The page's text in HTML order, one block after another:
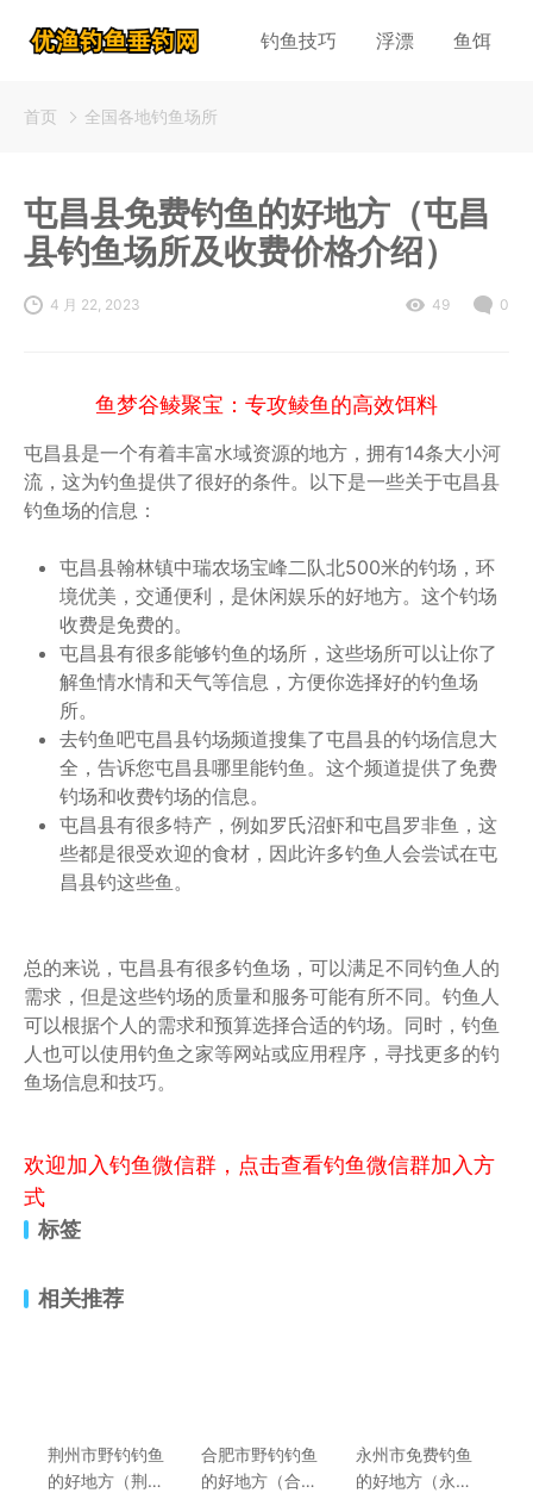
钓鱼技巧 浮漂 鱼饵
首页 全国各地钓鱼场所
屯昌县免费钓鱼的好地方（屯昌
县钓鱼场所及收费价格介绍）
4 月 22, 2023 49 0
鱼梦谷鲮聚宝：专攻鲮鱼的高效饵料
屯昌县是一个有着丰富水域资源的地方，拥有14条大小河
流，这为钓鱼提供了很好的条件。以下是一些关于屯昌县
钓鱼场的信息：
屯昌县翰林镇中瑞农场宝峰二队北500米的钓场，环
境优美，交通便利，是休闲娱乐的好地方。这个钓场
收费是免费的。
屯昌县有很多能够钓鱼的场所，这些场所可以让你了
解鱼情水情和天气等信息，方便你选择好的钓鱼场
所。
去钓鱼吧屯昌县钓场频道搜集了屯昌县的钓场信息大
全，告诉您屯昌县哪里能钓鱼。这个频道提供了免费
钓场和收费钓场的信息。
屯昌县有很多特产，例如罗氏沼虾和屯昌罗非鱼，这
些都是很受欢迎的食材，因此许多钓鱼人会尝试在屯
昌县钓这些鱼。
总的来说，屯昌县有很多钓鱼场，可以满足不同钓鱼人的
需求，但是这些钓场的质量和服务可能有所不同。钓鱼人
可以根据个人的需求和预算选择合适的钓场。同时，钓鱼
人也可以使用钓鱼之家等网站或应用程序，寻找更多的钓
鱼场信息和技巧。
欢迎加入钓鱼微信群，点击查看钓鱼微信群加入方
式
标签
相关推荐
荆州市野钓钓鱼
的好地方（荆州
合肥市野钓钓鱼
的好地方（合肥
永州市免费钓鱼
的好地方（永州